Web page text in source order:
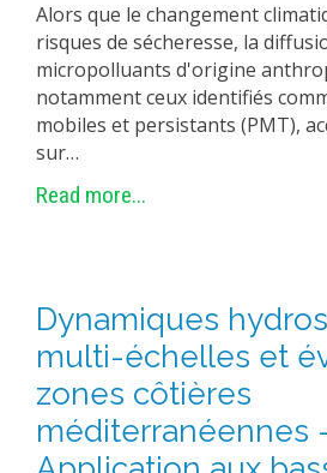
Alors que le changement
risques de sécheresse, la
micropolluants d'origine
notamment ceux identifiés
mobiles et persistants (PMT),
sur…
Read more...
Dynamiques
multi-échelles et
zones côtières
méditerranéennes